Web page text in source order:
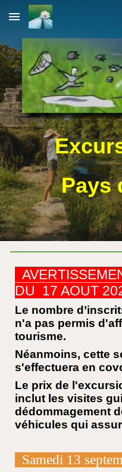
Skip to main content
Pays
DU 17 AOUT
Le nombre
n'a pas permis
tourisme.
Néanmoins, cette
s'effectuera en
Le prix de
inclut les visites
dédommagement
véhicules qui
Samedi 13